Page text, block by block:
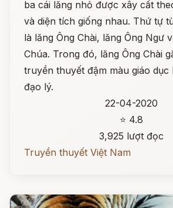
ba cái lăng nhỏ được xây cất
và diện tích giống nhau. Thứ tự
là lăng Ông Chài, lăng Ông Ngư
Chúa. Trong đó, lăng Ông Chài
truyền thuyết đậm màu giáo dục
đạo lý.
22-04-2020
⭐ 4.8
3,925 lượt đọc
Truyền thuyết Việt Nam